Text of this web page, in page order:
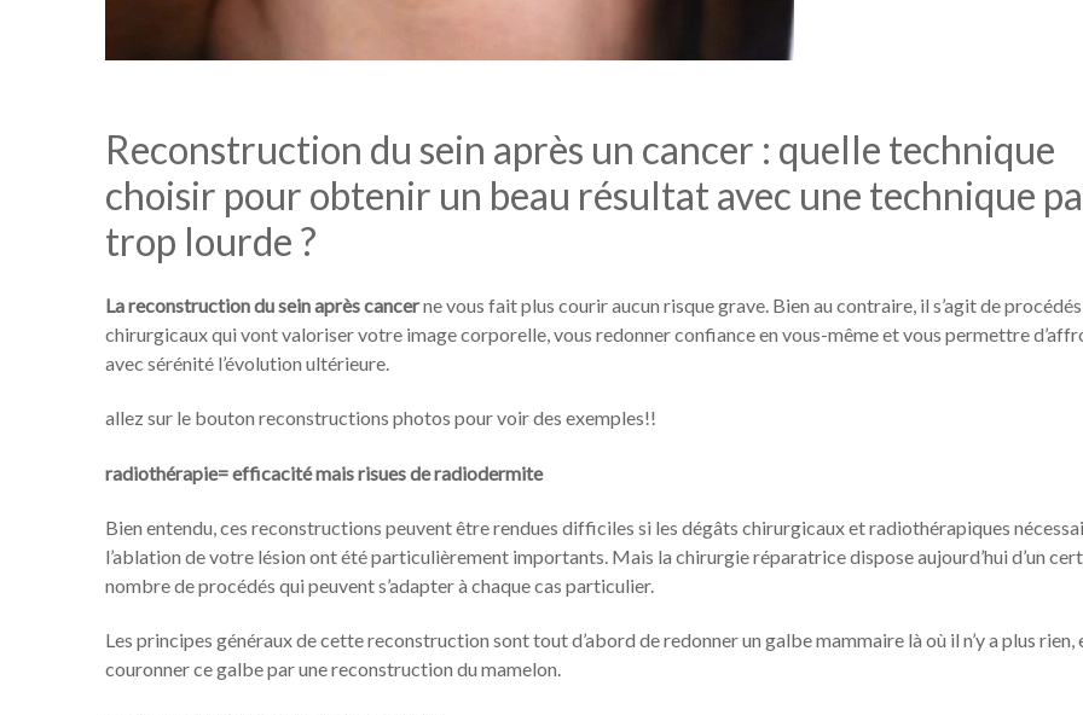
Reconstruction du sein après un cancer : quelle technique
choisir pour obtenir un beau résultat avec une technique
trop lourde ?
La reconstruction du sein après cancerne vous fait plus courir aucun risque grave. Bien au contraire, il s’agit de procédés
chirurgicaux qui vont valoriser votre image corporelle, vous redonner confiance en vous-même et vous permettre
avec sérénité l’évolution ultérieure.
allez sur le bouton reconstructions photos pour voir des exemples!!
radiothérapie= efficacité mais risues de radiodermite
Bien entendu, ces reconstructions peuvent être rendues difficiles si les dégâts chirurgicaux et radiothérapiques
l’ablation de votre lésion ont été particulièrement importants. Mais la chirurgie réparatrice dispose aujourd’hui d’un
nombre de procédés qui peuvent s’adapter à chaque cas particulier.
Les principes généraux de cette reconstruction sont tout d’abord de redonner un galbe mammaire là où il n’y a plus rien,
couronner ce galbe par une reconstruction du mamelon.